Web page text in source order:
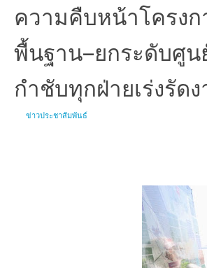
ความคืบหน้าโครง
พื้นฐาน–ยกระดับศูน
กำชับทุกฝ่ายเร่งรัด
ข่าวประชาสัมพันธ์